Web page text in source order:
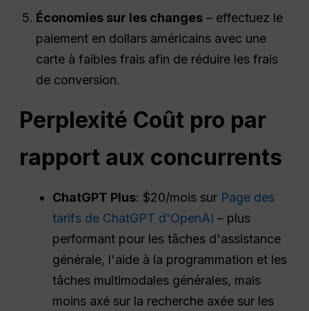
Économies sur les changes – effectuez le
paiement en dollars américains avec une
carte à faibles frais afin de réduire les frais
de conversion.
Perplexité Coût pro par
rapport aux concurrents
ChatGPT Plus: $20/mois sur Page des
tarifs de ChatGPT d'OpenAI – plus
performant pour les tâches d'assistance
générale, l'aide à la programmation et les
tâches multimodales générales, mais
moins axé sur la recherche axée sur les